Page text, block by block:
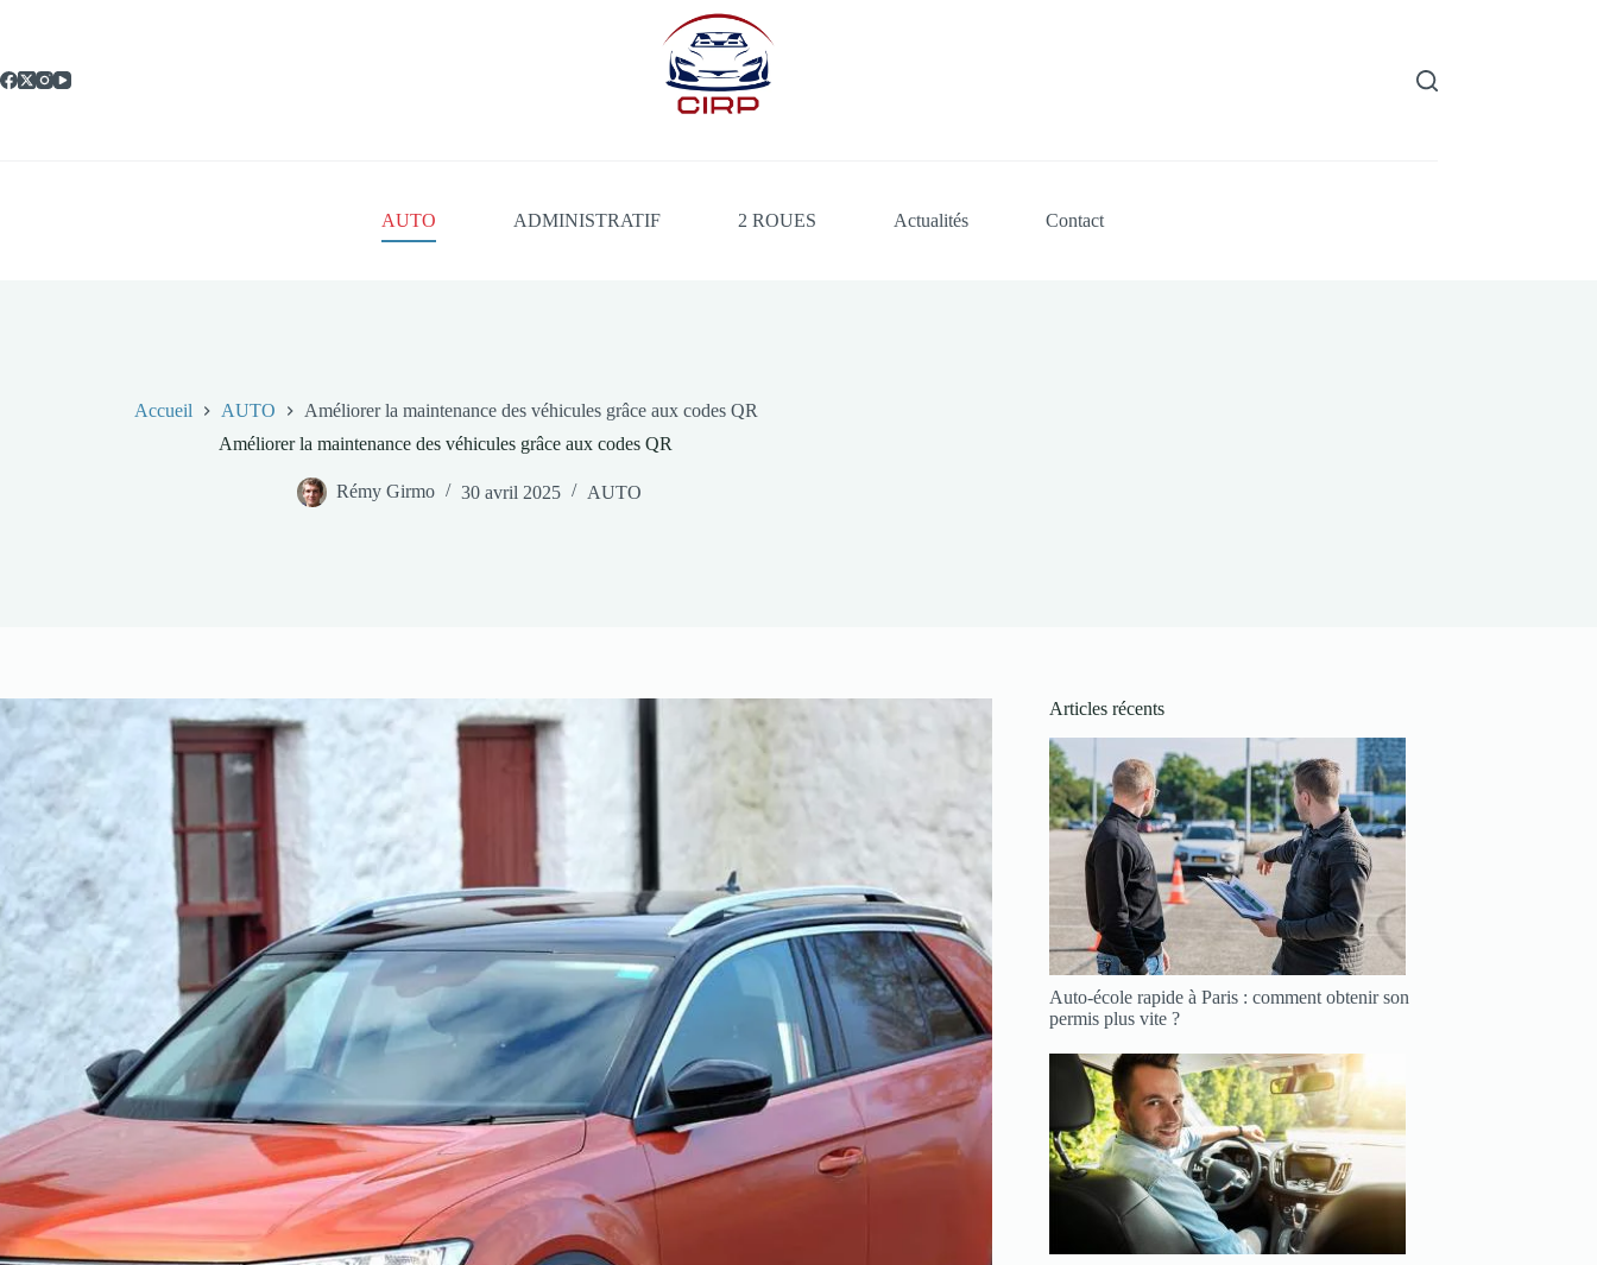
AUTO ADMINISTRATIF 2 ROUES Actualités Contact
Accueil AUTO
Améliorer la maintenance des véhicules grâce aux codes QR
Améliorer la maintenance des véhicules grâce aux codes QR
Rémy Girmo 30 avril 2025 AUTO
Articles récents
Auto-école rapide à Paris : comment obtenir son
permis plus vite ?